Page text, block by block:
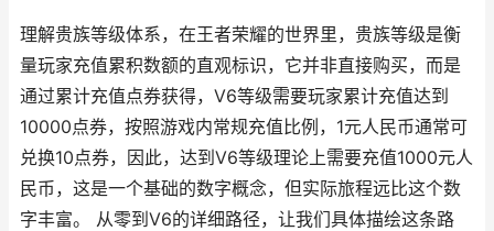
理解贵族等级体系，在王者荣耀的世界里，贵族等级是衡
量玩家充值累积数额的直观标识，它并非直接购买，而是
通过累计充值点券获得，V6等级需要玩家累计充值达到
10000点券，按照游戏内常规充值比例，1元人民币通常可
兑换10点券，因此，达到V6等级理论上需要充值1000元人
民币，这是一个基础的数字概念，但实际旅程远比这个数
字丰富。 从零到V6的详细路径，让我们具体描绘这条路